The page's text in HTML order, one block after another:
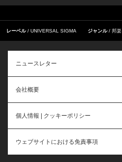
レーベル UNIVERSAL SIGMA ジャンル 邦楽
ニュースレター
会社概要
個人情報 | クッキーポリシー
ウェブサイトにおける免責事項